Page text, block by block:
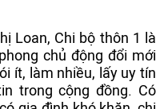
Loan, Chi bộ thôn 1 là
chủ động đổi mới
ít, làm nhiều, lấy uy tín
trong cộng đồng. Có